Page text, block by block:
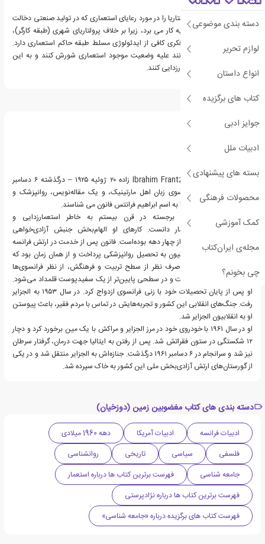
دسته بندی موضوعی
لوازم تحریر
انواع داستان
کتاب های برگزیده
جوایز ادبی
ادبیات ملل
بسته های پیشنهادی
محصولات فرهنگی
کمک آموزشی
مجله‌ی ایران‌کتاب
چی بخونم؟
فانون اصطلاح لومپن پرولتاریا را در مورد رعایای استعماری که در تولید صنعتی دخالت
ندارند، به ویژه دهقانان به کار می برد، زیرا بر خلاف پرولتاریای شهری (طبقه کارگر)،
لومپن پرولتاریا استقلال فکری کافی از ایدئولوژی مسلط طبقه حاکم استعماری دارد.
درک کنند که آنها می توانند علیه وضعیت موجود استعماری شورش کنند و به این
ترتیب ملت خود را استعمارزدایی کنند.
درباره فرانتس فانون
فرانتس فانون (Ibrahim Frantz Fanon‎ زاده ۲۰ ژوئیه ۱۹۲۵ – درگذشته ۶ دسامبر
۱۹۶۱) یک نویسندهٔ فرانسوی زبان اهل مارتینیک، و یک مقاله‌نویس، روانپزشک و
انقلابی بود. همچنین او را به اسم ابراهیم فرانتس فانون می شناسند.
می‌توان او را متفکری برجسته در قرن بیستم به خاطر استعمارزدایی و
روان‌آسیب‌شناسی استعمار دانست. کارهای او الهام‌بخش جنبش آزادی‌خواهی
ضداستعماری برای بیشتر از چهار دهه بوده‌است. فانون پس از خدمت در ارتش فرانسه
در جنگ جهانی دوم، در لیون به تحصیل روانپزشکی پرداخت و از همان زمان بود که
دریافت یک سیاه‌پوست صرف نظر از سطح تربیت و فرهنگش، از نظر فرانسوی‌ها
همیشه در اصل سیاه‌پوست و در سطحی پایین‌تر از یک سفیدپوست قلمداد می‌شود.
او پس از پایان تحصیلات خود با زنی فرانسوی ازدواج کرد. در سال ۱۹۵۳ به الجزایر
رفت. جنگ‌های انقلابی این کشور و تجربه‌هایش در تماس با مردم فقیر، باعث پیوستن
او به انقلابیون الجزایر شد.
او در سال ۱۹۶۱ با خودروی خود در مرز الجزایر و مراکش با یک مین برخورد کرد و دچار
۱۲ شکستگی در ستون فقراتش شد. پس از رفتن به ایتالیا جهت درمان، گرفتار سرطان
نیز شد و سرانجام در ۶ دسامبر ۱۹۶۱ درگذشت. جنازه‌اش به الجزایر منتقل شد و در یکی
از گورستان‌های ارتش آزادی‌بخش ملی این کشور به خاک سپرده شد.
دسته بندی های کتاب مغضوبین‏ زمین (دوزخیان)
ادبیات فرانسه ادبیات آمریکا
دهه 1960 میلادی
فلسفی
سیاسی تاریخی
روانشناسی
جامعه شناسی
فهرست برترین کتاب ها درباره استعمار
فهرست برترین کتاب ها درباره نژادپرستی
فهرست کتاب های برگزیده درباره «جامعه شناسی»